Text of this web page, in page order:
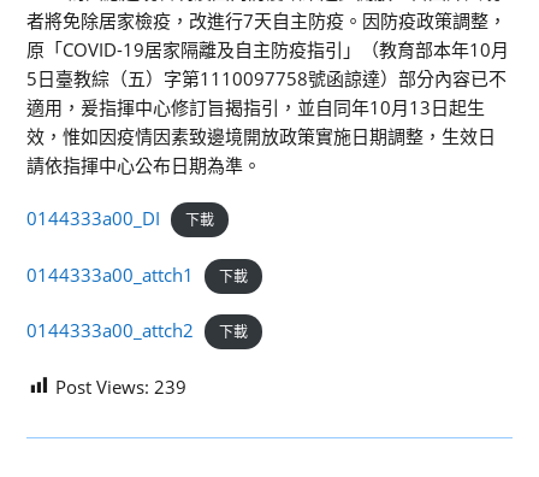
者將免除居家檢疫，改進行7天自主防疫。因防疫政策調整，
原「COVID-19居家隔離及自主防疫指引」（教育部本年10月
5日臺教綜（五）字第1110097758號函諒達）部分內容已不
適用，爰指揮中心修訂旨揭指引，並自同年10月13日起生
效，惟如因疫情因素致邊境開放政策實施日期調整，生效日
請依指揮中心公布日期為準。
0144333a00_DI 下載
0144333a00_attch1 下載
0144333a00_attch2 下載
Post Views: 239